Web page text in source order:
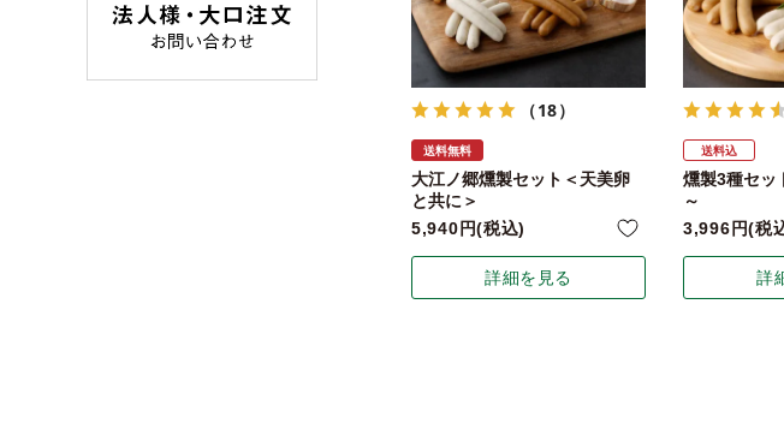
（18）
送料無料
大江ノ郷燻製セット＜天美卵
と共に＞
5,940
税込
詳細を見る
送料込
燻製3種セッ
～
3,996
税
詳